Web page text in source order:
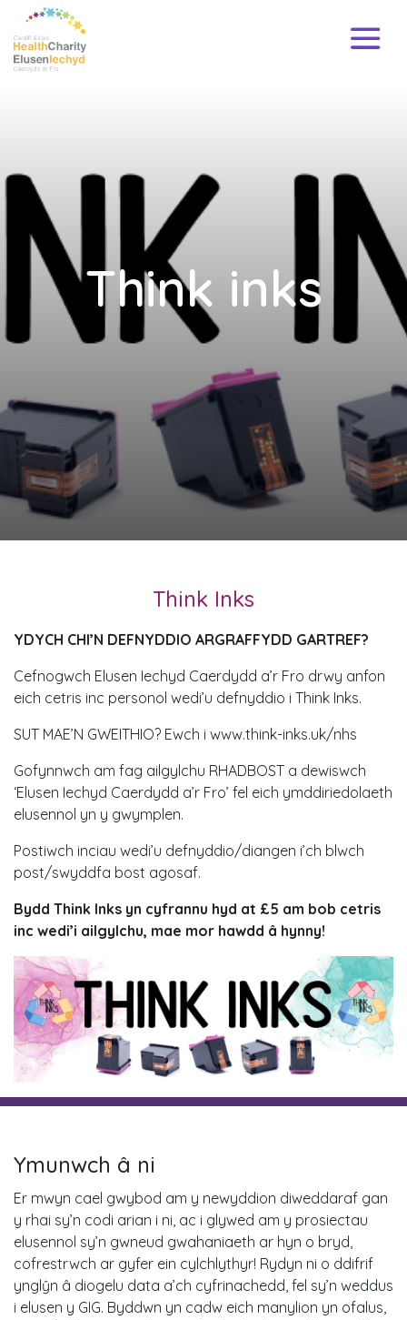
Think inks
Think Inks
YDYCH CHI’N DEFNYDDIO ARGRAFFYDD GARTREF?
Cefnogwch Elusen Iechyd Caerdydd a’r Fro drwy anfon
eich cetris inc personol wedi’u defnyddio i Think Inks.
SUT MAE’N GWEITHIO? Ewch i www.think-inks.uk/nhs
Gofynnwch am fag ailgylchu RHADBOST a dewiswch
‘Elusen Iechyd Caerdydd a’r Fro’ fel eich ymddiriedolaeth
elusennol yn y gwymplen.
Postiwch inciau wedi’u defnyddio/diangen i’ch blwch
post/swyddfa bost agosaf.
Bydd Think Inks yn cyfrannu hyd at £5 am bob cetris
inc wedi’i ailgylchu, mae mor hawdd â hynny!
Ymunwch â ni
Er mwyn cael gwybod am y newyddion diweddaraf gan
y rhai sy’n codi arian i ni, ac i glywed am y prosiectau
elusennol sy’n gwneud gwahaniaeth ar hyn o bryd,
cofrestrwch ar gyfer ein cylchlythyr! Rydyn ni o ddifrif
ynglŷn â diogelu data a’ch cyfrinachedd, fel sy’n weddus
i elusen y GIG. Byddwn yn cadw eich manylion yn ofalus,